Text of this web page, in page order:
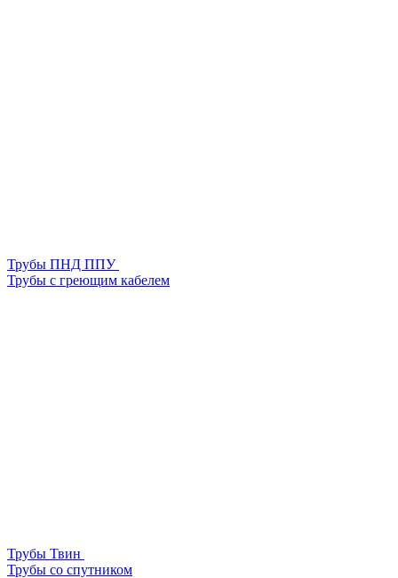
Трубы ПНД ППУ
Трубы с греющим кабелем
Трубы Твин
Трубы со спутником